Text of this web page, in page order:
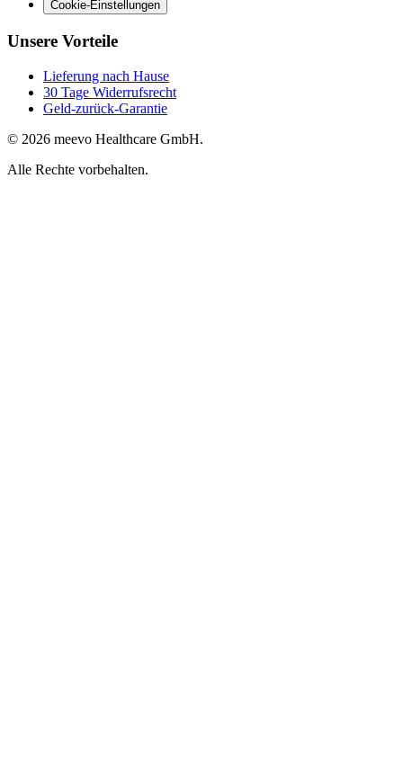
Cookie-Einstellungen
Unsere Vorteile
Lieferung nach Hause
30 Tage Widerrufsrecht
Geld-zurück-Garantie
© 2026 meevo Healthcare GmbH.
Alle Rechte vorbehalten.